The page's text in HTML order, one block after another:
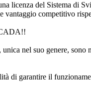
licenza del Sistema di
vantaggio competitivo
, unica nel suo genere,
di garantire il